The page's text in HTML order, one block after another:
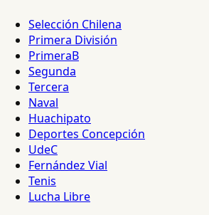
Selección Chilena
Primera División
PrimeraB
Segunda
Tercera
Naval
Huachipato
Deportes Concepción
UdeC
Fernández Vial
Tenis
Lucha Libre